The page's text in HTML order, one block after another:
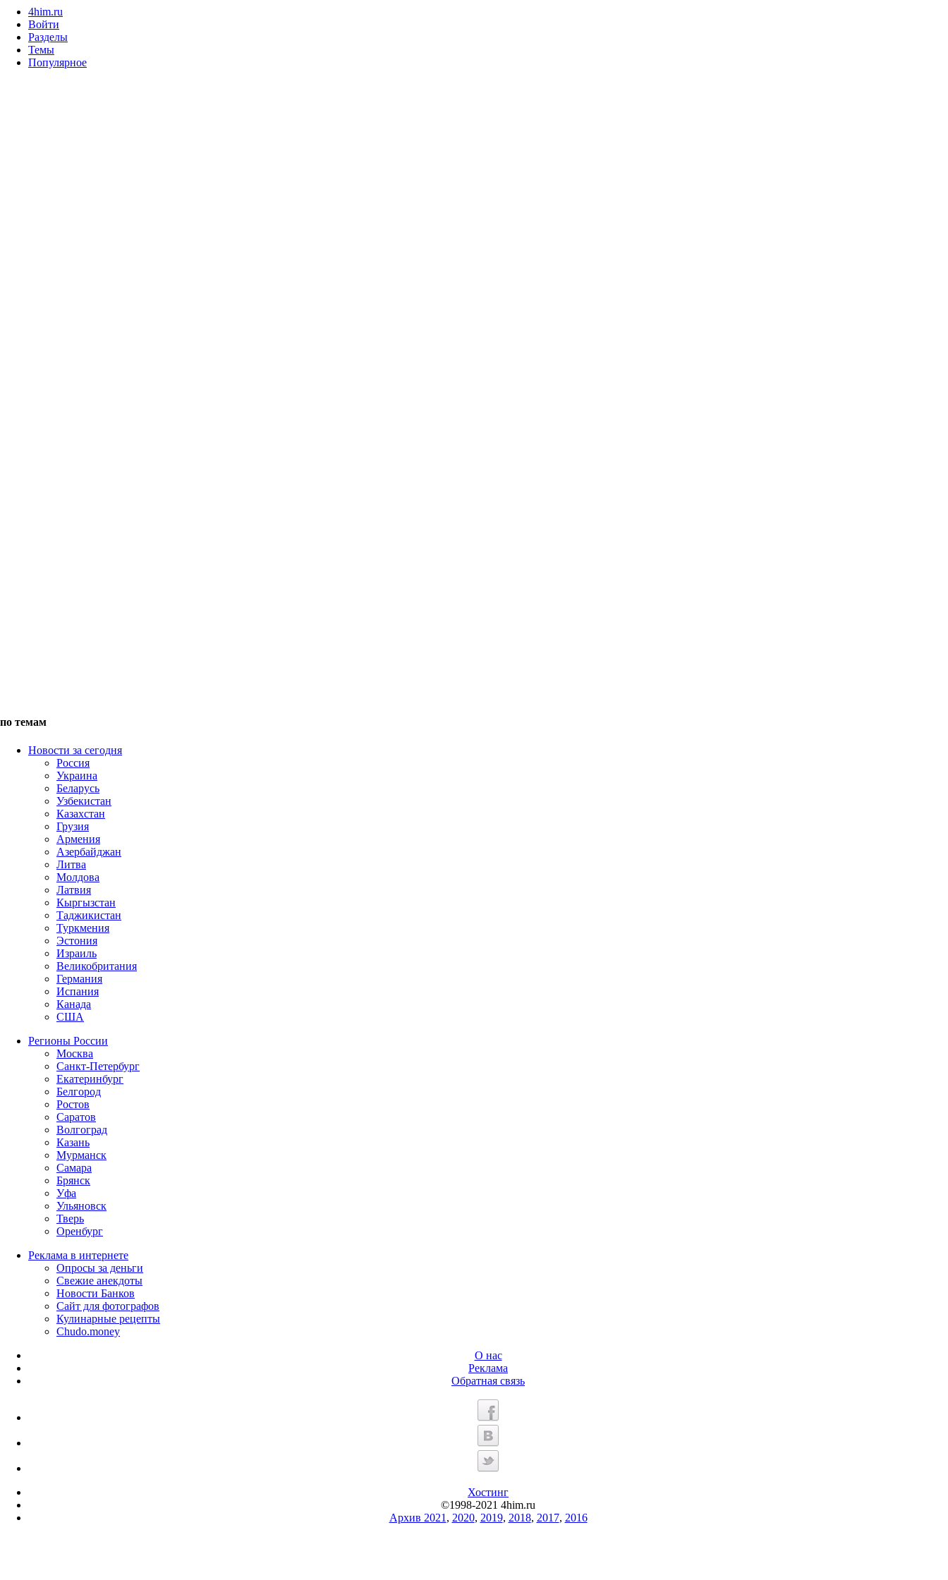
4him.ru
Войти
Разделы
Темы
Популярное
по темам
Новости за сегодня
Россия
Украина
Беларусь
Узбекистан
Казахстан
Грузия
Армения
Азербайджан
Литва
Молдова
Латвия
Кыргызстан
Таджикистан
Туркмения
Эстония
Израиль
Великобритания
Германия
Испания
Канада
США
Регионы России
Москва
Санкт-Петербург
Екатеринбург
Белгород
Ростов
Саратов
Волгоград
Казань
Мурманск
Самара
Брянск
Уфа
Ульяновск
Тверь
Оренбург
Реклама в интернете
Опросы за деньги
Свежие анекдоты
Новости Банков
Сайт для фотографов
Кулинарные рецепты
Chudo.money
О нас
Реклама
Обратная связь
Хостинг
©1998-2021 4him.ru
Архив 2021 , 2020, 2019, 2018, 2017, 2016